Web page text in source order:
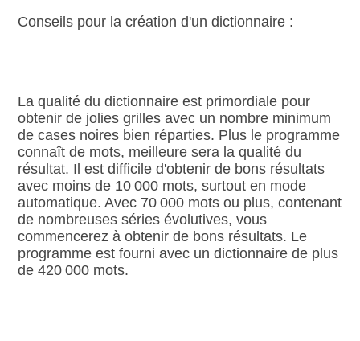
Conseils pour la création d'un dictionnaire :
La qualité du dictionnaire est primordiale pour
obtenir de jolies grilles avec un nombre minimum
de cases noires bien réparties. Plus le programme
connaît de mots, meilleure sera la qualité du
résultat. Il est difficile d'obtenir de bons résultats
avec moins de 10 000 mots, surtout en mode
automatique. Avec 70 000 mots ou plus, contenant
de nombreuses séries évolutives, vous
commencerez à obtenir de bons résultats. Le
programme est fourni avec un dictionnaire de plus
de 420 000 mots.